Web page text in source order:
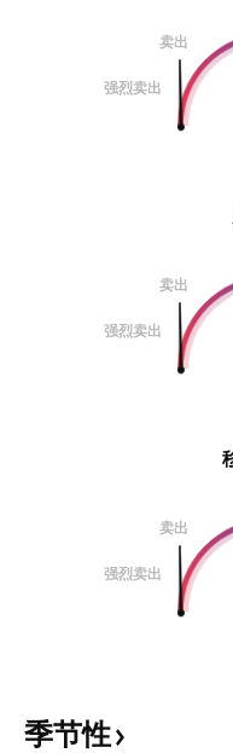
卖出
强烈卖出
卖出
强烈卖出
卖出
强烈卖出
季节性